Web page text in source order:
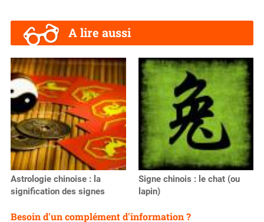
A lire aussi
Astrologie chinoise : la
signification des signes
Signe chinois : le chat (ou
lapin)
Besoin d'un complément d'information ?